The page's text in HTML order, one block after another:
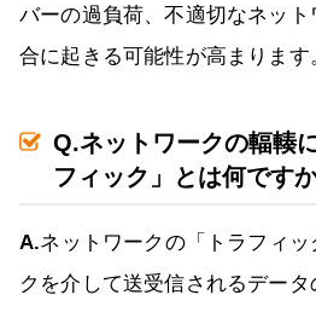
バーの過負荷、不適切なネッ
合に起きる可能性が高まります
Q.ネットワークの輻輳
フィック」とは何です
A.ネットワークの「トラフィ
クを介して送受信されるデータ